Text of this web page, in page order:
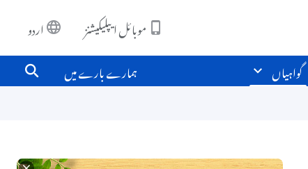
موبائل ایپلیکیشنز
اردو
گواہیاں ہمارے بارے میں